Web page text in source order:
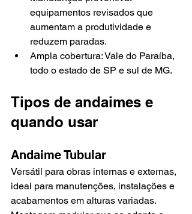
equipamentos revisados que
aumentam a produtividade e
reduzem paradas.
Ampla cobertura: Vale do Paraíba,
todo o estado de SP e sul de MG.
Tipos de andaimes e
quando usar
Andaime Tubular
Versátil para obras internas e externas,
ideal para manutenções, instalações e
acabamentos em alturas variadas.